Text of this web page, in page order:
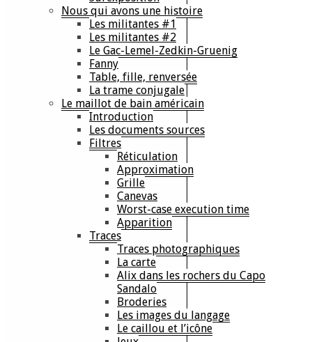
Nous qui avons une histoire
Les militantes #1
Les militantes #2
Le Gac-Lemel-Zedkin-Gruenig
Fanny
Table, fille, renversée
La trame conjugale
Le maillot de bain américain
Introduction
Les documents sources
Filtres
Réticulation
Approximation
Grille
Canevas
Worst-case execution time
Apparition
Traces
Traces photographiques
La carte
Alix dans les rochers du Capo
Sandalo
Broderies
Les images du langage
Le caillou et l’icône